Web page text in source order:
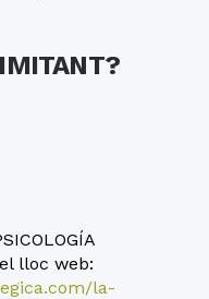
lloc web:
la-